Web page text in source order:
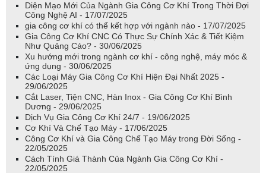
Diện Mạo Mới Của Ngành Gia Công Cơ Khí Trong Thời Đợi
Công Nghệ AI - 17/07/2025
gia công cơ khí có thể kết hợp với ngành nào - 17/07/2025
Gia Công Cơ Khí CNC Có Thực Sự Chính Xác & Tiết Kiệm
Như Quảng Cáo? - 30/06/2025
Xu hướng mới trong ngành cơ khí - công nghệ, máy móc &
ứng dụng - 30/06/2025
Các Loại Máy Gia Công Cơ Khí Hiện Đại Nhất 2025 -
29/06/2025
Cắt Laser, Tiện CNC, Hàn Inox - Gia Công Cơ Khí Bình
Dương - 29/06/2025
Dịch Vụ Gia Công Cơ Khí 24/7 - 19/06/2025
Cơ Khí Và Chế Tạo Máy - 17/06/2025
Công Cơ Khí và Gia Công Chế Tạo Máy trong Đời Sống -
22/05/2025
Cách Tính Giá Thành Của Ngành Gia Công Cơ Khí -
22/05/2025